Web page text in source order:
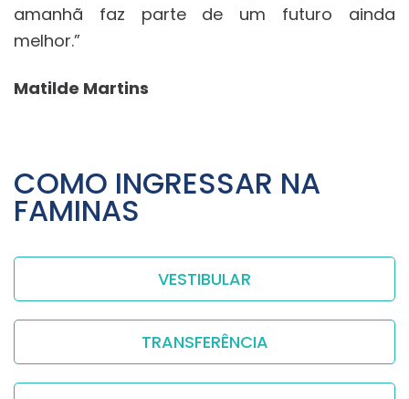
amanhã faz parte de um futuro ainda
melhor.”
Matilde Martins
COMO INGRESSAR NA
FAMINAS
VESTIBULAR
TRANSFERÊNCIA